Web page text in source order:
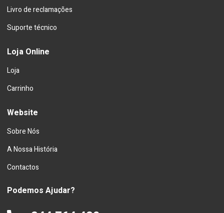
Livro de reclamações
Suporte técnico
Loja Online
Loja
Carrinho
Website
Sobre Nós
A Nossa História
Contactos
Podemos Ajudar?